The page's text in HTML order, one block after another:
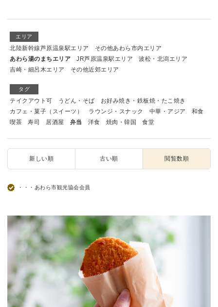
エリア
北陸新幹線芦原温泉駅エリア
その他あわら市内エリア
あわら湯のまちエリア
JR芦原温泉駅エリア
波松・北潟エリア
吉崎・細呂木エリア
その他近郊エリア
タグ
テイクアウト可 うどん・そば
お好み焼き・鉄板焼・たこ焼き
カフェ・菓子（スイーツ）
ラウンジ・スナック 中華・アジア
和食
喫茶
寿司 居酒屋 弁当 洋食 焼肉・韓国 食堂
新しい順 古い順 閲覧数順
・・・あわら市観光協会会員